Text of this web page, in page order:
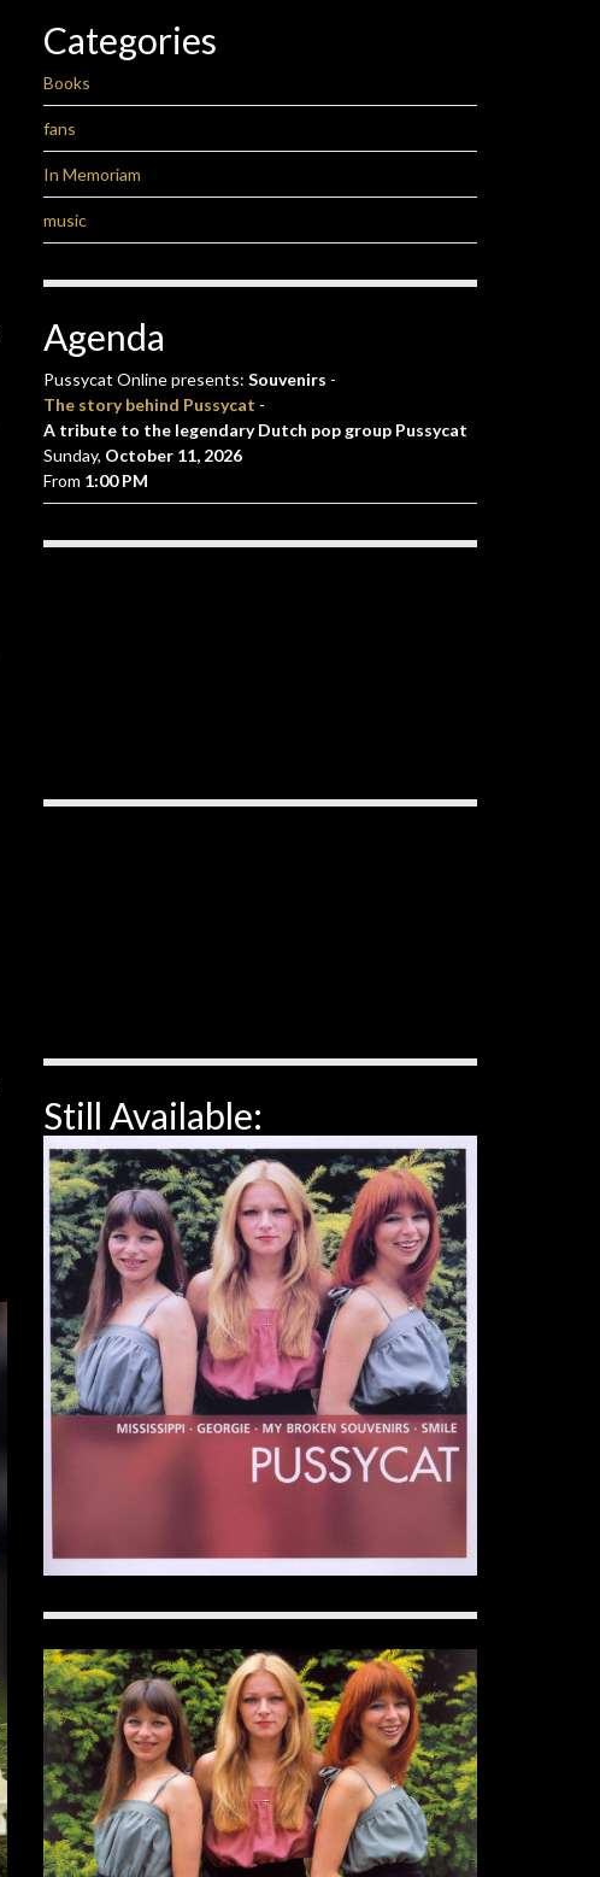
Categories
Books
fans
In Memoriam
music
Agenda
Pussycat Online presents: Souvenirs -
The story behind Pussycat -
A tribute to the legendary Dutch pop group Pussycat
Sunday, October 11, 2026
From 1:00 PM
Still Available: